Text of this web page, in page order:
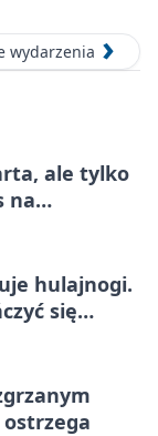
wydarzenia
ale tylko
na
hulajnogi.
się
ostrzega